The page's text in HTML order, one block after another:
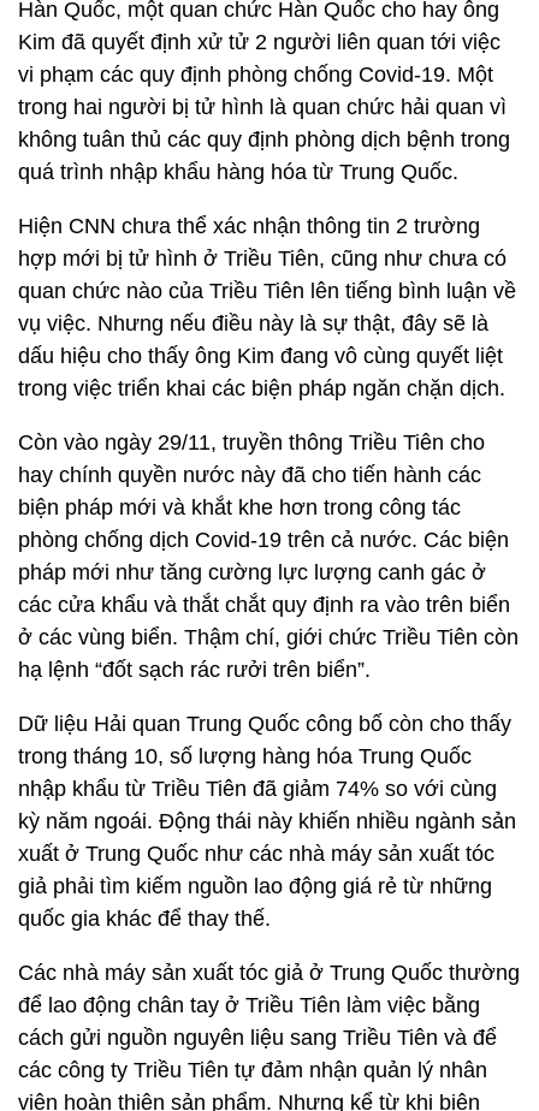
Hàn Quốc, một quan chức Hàn Quốc cho hay ông
Kim đã quyết định xử tử 2 người liên quan tới việc
vi phạm các quy định phòng chống Covid-19. Một
trong hai người bị tử hình là quan chức hải quan vì
không tuân thủ các quy định phòng dịch bệnh trong
quá trình nhập khẩu hàng hóa từ Trung Quốc.
Hiện CNN chưa thể xác nhận thông tin 2 trường
hợp mới bị tử hình ở Triều Tiên, cũng như chưa có
quan chức nào của Triều Tiên lên tiếng bình luận về
vụ việc. Nhưng nếu điều này là sự thật, đây sẽ là
dấu hiệu cho thấy ông Kim đang vô cùng quyết liệt
trong việc triển khai các biện pháp ngăn chặn dịch.
Còn vào ngày 29/11, truyền thông Triều Tiên cho
hay chính quyền nước này đã cho tiến hành các
biện pháp mới và khắt khe hơn trong công tác
phòng chống dịch Covid-19 trên cả nước. Các biện
pháp mới như tăng cường lực lượng canh gác ở
các cửa khẩu và thắt chắt quy định ra vào trên biển
ở các vùng biển. Thậm chí, giới chức Triều Tiên còn
hạ lệnh “đốt sạch rác rưởi trên biển”.
Dữ liệu Hải quan Trung Quốc công bố còn cho thấy
trong tháng 10, số lượng hàng hóa Trung Quốc
nhập khẩu từ Triều Tiên đã giảm 74% so với cùng
kỳ năm ngoái. Động thái này khiến nhiều ngành sản
xuất ở Trung Quốc như các nhà máy sản xuất tóc
giả phải tìm kiếm nguồn lao động giá rẻ từ những
quốc gia khác để thay thế.
Các nhà máy sản xuất tóc giả ở Trung Quốc thường
để lao động chân tay ở Triều Tiên làm việc bằng
cách gửi nguồn nguyên liệu sang Triều Tiên và để
các công ty Triều Tiên tự đảm nhận quản lý nhân
viên hoàn thiện sản phẩm. Nhưng kể từ khi biên